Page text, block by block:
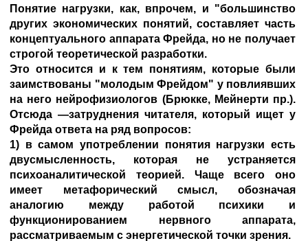
Понятие нагрузки, как, впрочем, и "большинство
других экономических понятий, составляет часть
концептуального аппарата Фрейда, но не получает
строгой теоретической разработки.
Это относится и к тем понятиям, которые были
заимствованы "молодым Фрейдом" у повлиявших
на него нейрофизиологов (Брюкке, Мейнерти пр.).
Отсюда —затруднения читателя, который ищет у
Фрейда ответа на ряд вопросов:
1) в самом употреблении понятия нагрузки есть
двусмысленность, которая не устраняется
психоаналитической теорией. Чаще всего оно
имеет метафорический смысл, обозначая
аналогию между работой психики и
функционированием нервного аппарата,
рассматриваемым с энергетической точки зрения.